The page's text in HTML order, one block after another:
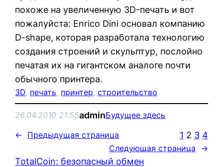
похоже на увеличенную 3D-печать и вот
пожалуйста: Enrico Dini основал компанию
D-shape, которая разработала технологию
создания строений и скульптур, послойно
печатая их на гигантском аналоге почти
обычного принтера.
3D, печать, принтер, строительство
26.04.2010 21:55adminБудущее здесь
← Предыдущая страница 1 2 3 4
Следующая страница →
TotalCoin: безопасный обмен